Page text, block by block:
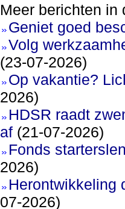
Meer berichten in
Geniet goed
Volg
(23-07-2026)
Op vakantie?
2026)
HDSR raadt
af(21-07-2026)
Fonds
2026)
Herontwikkeling
07-2026)